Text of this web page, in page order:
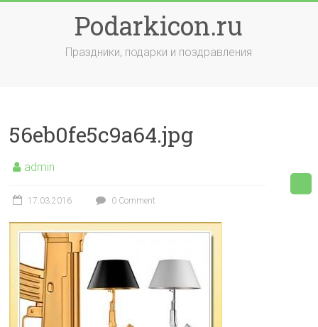
Podarkicon.ru
Праздники, подарки и поздравления
56eb0fe5c9a64.jpg
admin
17.03.2016 0 Comment